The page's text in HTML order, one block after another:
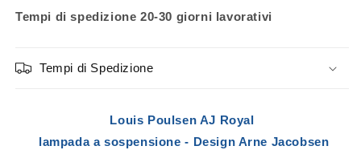
Tempi di spedizione 20-30 giorni lavorativi
Tempi di Spedizione
Louis Poulsen AJ Royal
lampada a sospensione - Design Arne Jacobsen